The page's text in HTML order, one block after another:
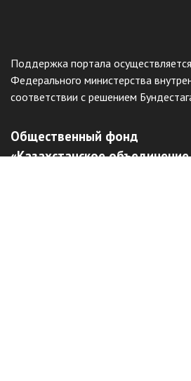
Поддержка портала
Федерального министерства
соответствии с решением
Общественный фонд
«Казахстанское